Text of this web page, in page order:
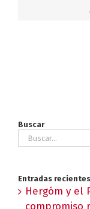
Buscar
Buscar:
Entradas recientes
Hergóm y el
compromiso